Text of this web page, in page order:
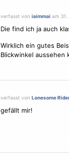
verfasst von iaimmai am 31.
Die find ich ja auch
Wirklich ein gutes
Blickwinkel aussehen
verfasst von Lonesome
gefällt mir!